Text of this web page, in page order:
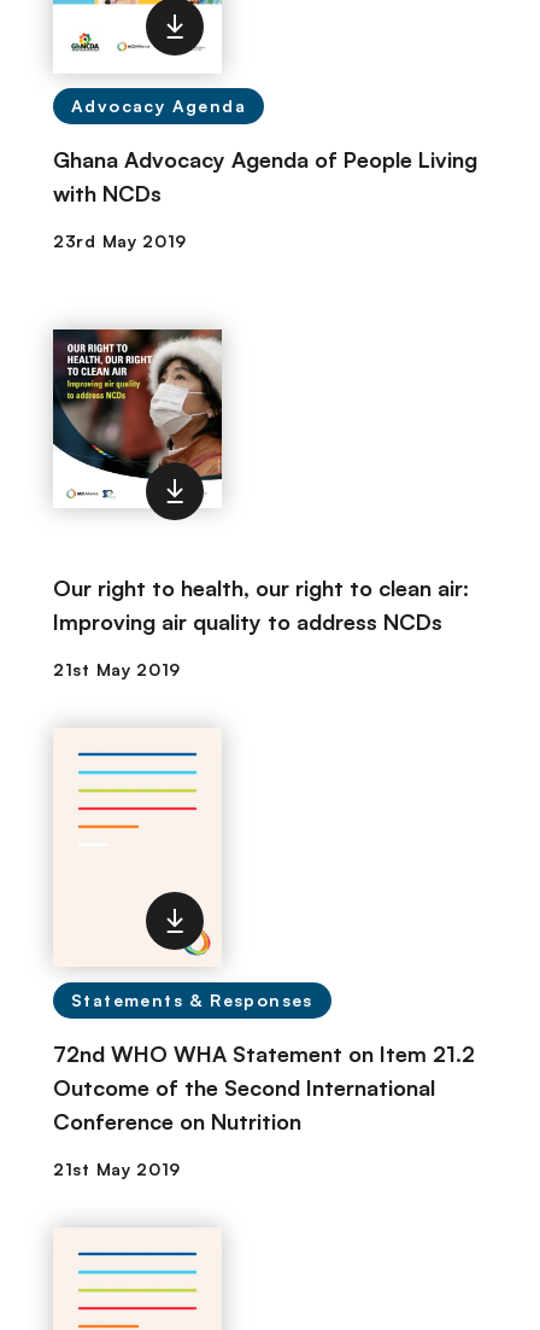
Advocacy Agenda
Ghana Advocacy Agenda of People Living
with NCDs
Our right to health, our right to clean air:
Improving air quality to address NCDs
Statements & Responses
72nd WHO WHA Statement on Item 21.2
Outcome of the Second International
Conference on Nutrition